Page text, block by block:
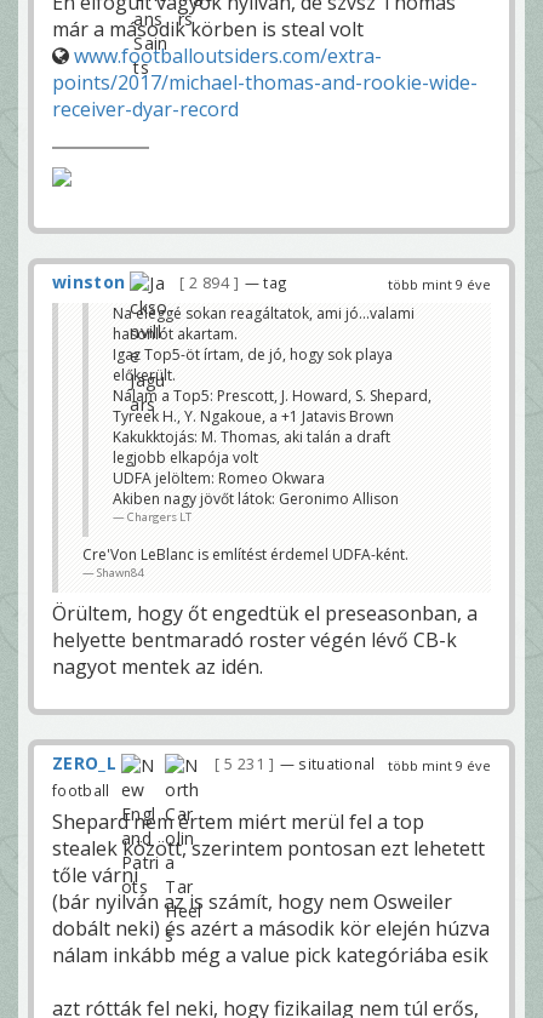
már a második körben is steal volt
www.footballoutsiders.com/extra-
points/2017/michael-thomas-and-rookie-wide-
receiver-dyar-record
több mint 9 éve
winston 2 894 — tag
Na eléggé sokan reagáltatok, ami jó...valami
hasonlót akartam.
Igaz Top5-öt írtam, de jó, hogy sok playa
előkerült.
Nálam a Top5: Prescott, J. Howard, S. Shepard,
Tyreek H., Y. Ngakoue, a +1 Jatavis Brown
Kakukktojás: M. Thomas, aki talán a draft
legjobb elkapója volt
UDFA jelöltem: Romeo Okwara
Akiben nagy jövőt látok: Geronimo Allison
Chargers LT
Cre'Von LeBlanc is említést érdemel UDFA-ként.
Shawn84
Örültem, hogy őt engedtük el preseasonban, a
helyette bentmaradó roster végén lévő CB-k
nagyot mentek az idén.
több mint 9 éve
ZERO_L 5 231
— situational
football
Shepard nem értem miért merül fel a top
stealek között, szerintem pontosan ezt lehetett
tőle várni
(bár nyilván az is számít, hogy nem Osweiler
dobált neki) és azért a második kör elején húzva
nálam inkább még a value pick kategóriába esik
azt rótták fel neki, hogy fizikailag nem túl erős,